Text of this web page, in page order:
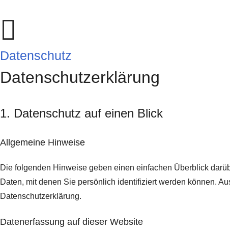
Datenschutz
Datenschutz­erklärung
1. Datenschutz auf einen Blick
Allgemeine Hinweise
Die folgenden Hinweise geben einen einfachen Überblick
Daten, mit denen Sie persönlich identifiziert werden können.
Datenschutzerklärung.
Datenerfassung auf dieser Website